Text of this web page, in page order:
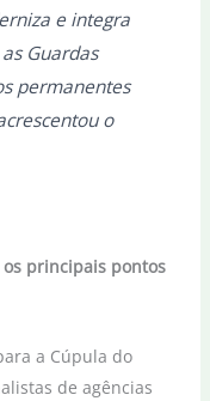
e integra
Guardas
permanentes
o
os principais pontos
a Cúpula do
de agências